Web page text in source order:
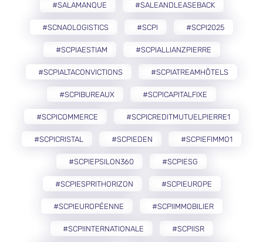
#SALAMANQUE #SALEANDLEASEBACK
#SCNAOLOGISTICS #SCPI #SCPI2025
#SCPIAESTIAM #SCPIALLIANZPIERRE
#SCPIALTACONVICTIONS #SCPIATREAMHÔTELS
#SCPIBUREAUX #SCPICAPITALFIXE
#SCPICOMMERCE #SCPICREDITMUTUELPIERRE1
#SCPICRISTAL #SCPIEDEN #SCPIEFIMMO1
#SCPIEPSILON360 #SCPIESG
#SCPIESPRITHORIZON #SCPIEUROPE
#SCPIEUROPÉENNE #SCPIIMMOBILIER
#SCPIINTERNATIONALE #SCPIISR